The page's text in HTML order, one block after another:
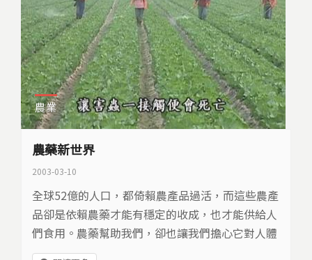
農業
農藥新世界
2003-03-10
全球52億的人口，都倚賴農產品過活，而這些農產
品卻是依賴農藥才能有穩定的收成，也才能供給人
們食用。農藥幫助我們，卻也讓我們擔心它對人體
和環境的影響。為了降低影響，政府在農藥管理上